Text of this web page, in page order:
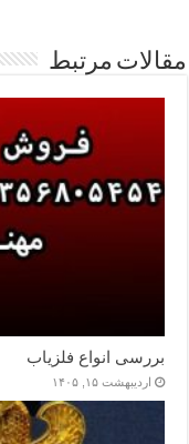
مقالات مرتبط
بررسی انواع فلزیاب
اردیبهشت ۱۵, ۱۴۰۵